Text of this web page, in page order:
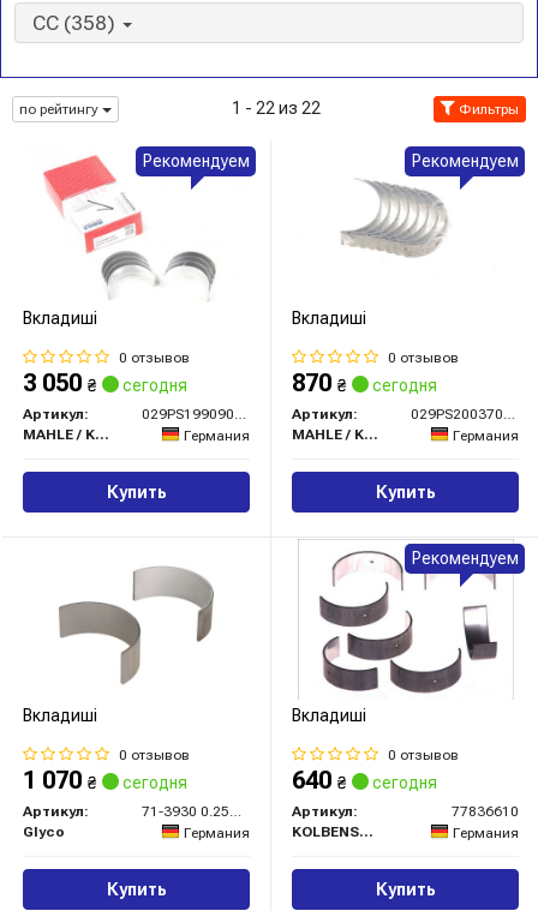
CC (358)
по рейтингу 1 - 22 из 22 Фильтры
Вкладиші
0 отзывов
3 050 ₴ сегодня
Артикул:
029PS19909000
MAHLE / KNECHT
Германия
Купить
Рекомендуем
Вкладиші
0 отзывов
870 ₴ сегодня
Артикул:
029PS20037000
MAHLE / KNECHT
Германия
Купить
Рекомендуем
Вкладиші
0 отзывов
1 070 ₴ сегодня
Артикул:
71-3930 0.25MM
Glyco
Германия
Купить
Вкладиші
0 отзывов
640 ₴ сегодня
Артикул:
77836610
KOLBENSCHMIDT
Германия
Купить
Рекомендуем